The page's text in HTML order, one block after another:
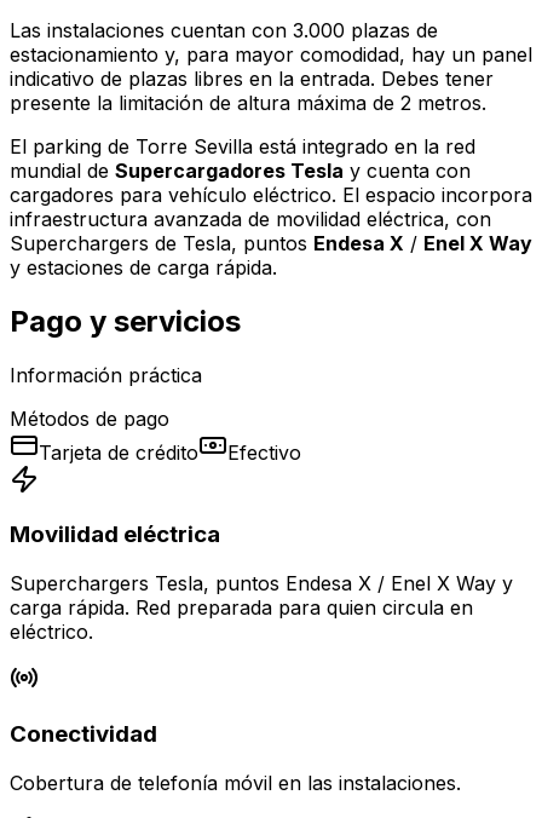
Las instalaciones cuentan con 3.000 plazas de
estacionamiento y, para mayor comodidad, hay un panel
indicativo de plazas libres en la entrada. Debes tener
presente la limitación de altura máxima de 2 metros.
El parking de Torre Sevilla está integrado en la red
mundial de Supercargadores Tesla y cuenta con
cargadores para vehículo eléctrico. El espacio incorpora
infraestructura avanzada de movilidad eléctrica, con
Superchargers de Tesla, puntos Endesa X / Enel X Way
y estaciones de carga rápida.
Pago y servicios
Información práctica
Métodos de pago
Tarjeta de crédito
Efectivo
Movilidad eléctrica
Superchargers Tesla, puntos Endesa X / Enel X Way y
carga rápida. Red preparada para quien circula en
eléctrico.
Conectividad
Cobertura de telefonía móvil en las instalaciones.